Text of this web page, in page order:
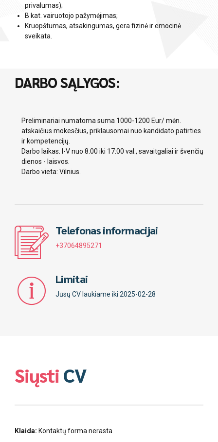
privalumas);
B kat. vairuotojo pažymėjimas;
Kruopštumas, atsakingumas, gera fizinė ir emocinė
sveikata.
DARBO SĄLYGOS:
Preliminariai numatoma suma 1000-1200 Eur/ mėn.
atskaičius mokesčius, priklausomai nuo kandidato patirties
ir kompetencijų.
Darbo laikas: I-V nuo 8:00 iki 17:00 val., savaitgaliai ir švenčių
dienos - laisvos.
Darbo vieta: Vilnius.
Telefonas informacijai
+37064895271
Limitai
Jūsų CV laukiame iki 2025-02-28
Siųsti CV
Klaida: Kontaktų forma nerasta.